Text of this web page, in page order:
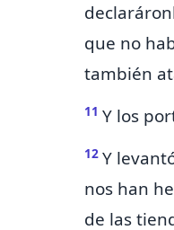
que no
también
11 Y los
12 Y
nos han
de las